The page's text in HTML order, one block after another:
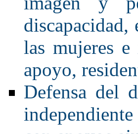
discapacidad,
las mujeres e
apoyo,
Defensa del